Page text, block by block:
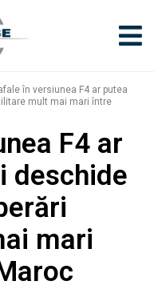
în versiunea F4 ar putea
mult mai mari între
F4 ar
deschide
mari